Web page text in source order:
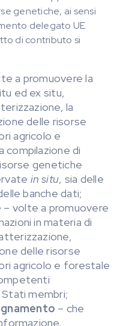
genetiche, ai sensi
delegato UE
di contributo si
a promuovere la
ed ex situ,
la
delle risorse
agricolo e
compilazione di
genetiche
in situ, sia delle
banche dati;
– volte a promuovere
in materia di
delle risorse
agricolo e forestale
Stati membri;
– che